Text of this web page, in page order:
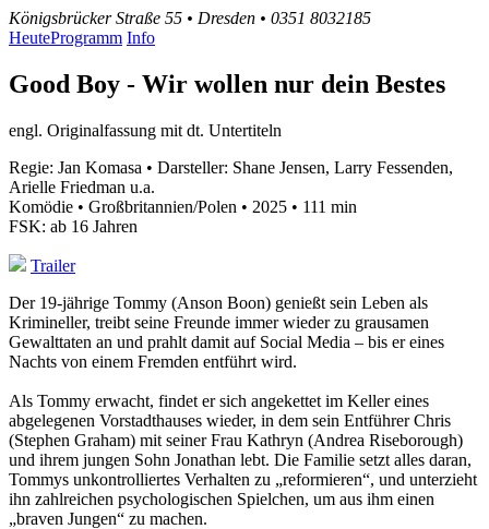
Königsbrücker Straße 55 • Dresden • 0351 8032185
HeuteProgramm Info
Good Boy - Wir wollen nur dein Bestes
engl. Originalfassung mit dt. Untertiteln
Regie: Jan Komasa • Darsteller: Shane Jensen, Larry Fessenden,
Arielle Friedman u.a.
Komödie • Großbritannien/Polen • 2025 • 111 min
FSK: ab 16 Jahren
Trailer
Der 19-jährige Tommy (Anson Boon) genießt sein Leben als
Krimineller, treibt seine Freunde immer wieder zu grausamen
Gewalttaten an und prahlt damit auf Social Media – bis er eines
Nachts von einem Fremden entführt wird.
Als Tommy erwacht, findet er sich angekettet im Keller eines
abgelegenen Vorstadthauses wieder, in dem sein Entführer Chris
(Stephen Graham) mit seiner Frau Kathryn (Andrea Riseborough)
und ihrem jungen Sohn Jonathan lebt. Die Familie setzt alles daran,
Tommys unkontrolliertes Verhalten zu „reformieren“, und unterzieht
ihn zahlreichen psychologischen Spielchen, um aus ihm einen
„braven Jungen“ zu machen.